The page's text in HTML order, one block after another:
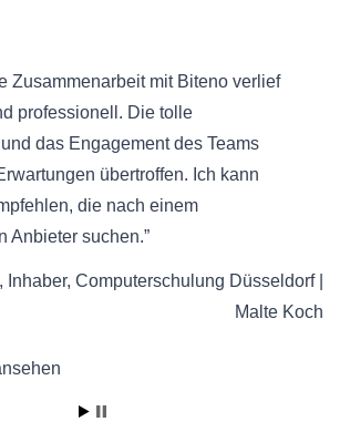
Zusammenarbeit mit Biteno verlief
professionell. Die tolle
das Engagement des Teams
übertroffen. Ich kann
die nach einem
Anbieter suchen.
Inhaber Computerschulung Düsseldorf |
Malte Koch